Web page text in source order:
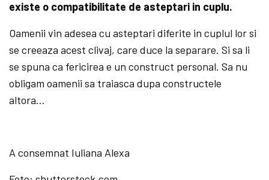
existe o compatibilitate de asteptari in cuplu.
Oamenii vin adesea cu asteptari diferite in cuplul lor si
se creeaza acest clivaj, care duce la separare. Si sa li
se spuna ca fericirea e un construct personal. Sa nu
obligam oamenii sa traiasca dupa constructele
altora…
A consemnat Iuliana Alexa